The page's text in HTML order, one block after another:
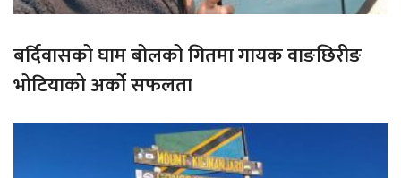
बर्दिवासको घाम बोलको गितमा गायक वाङछिरीङ
भोटियाको अर्को सफलता